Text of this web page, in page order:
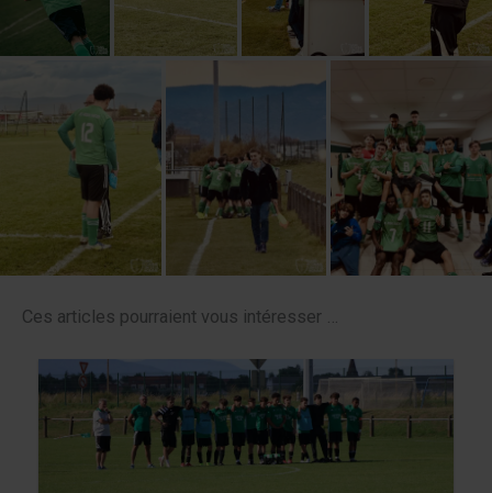
Ces articles pourraient vous intéresser …